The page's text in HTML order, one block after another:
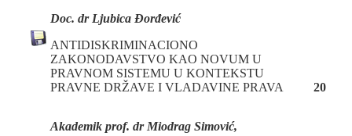
Doc. dr Ljubica Đorđević
ANTIDISKRIMINACIONO
ZAKONODAVSTVO KAO NOVUM U
PRAVNOM SISTEMU U KONTEKSTU
PRAVNE DRŽAVE I VLADAVINE PRAVA
20
Akademik prof. dr Miodrag Simović,